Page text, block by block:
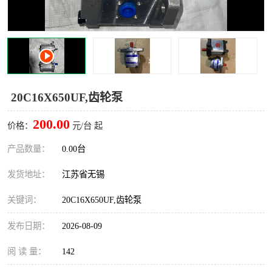
20C16X650UF,齿轮泵
价格： 200.00 元/台 起
产品数量： 0.00台
发货地址： 江苏省无锡
关键词： 20C16X650UF,齿轮泵
发布日期： 2026-08-09
阅 读 量： 142